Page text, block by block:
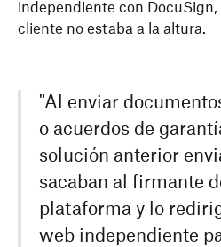
independiente con DocuSign,
cliente no estaba a la altura.
"Al enviar
o acuerdos de
solución anterior
sacaban al firmante
plataforma y lo
web independiente